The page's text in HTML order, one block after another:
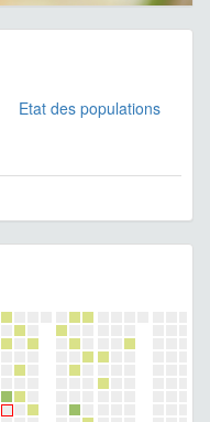
Etat des populations